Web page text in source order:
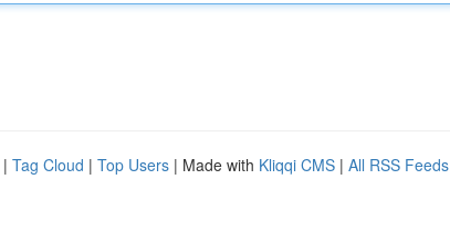
| Tag Cloud | Top Users | Made with Kliqqi CMS | All RSS Feeds